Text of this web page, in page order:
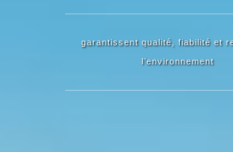
garantissent qualité, fiabilité et
l’environnement